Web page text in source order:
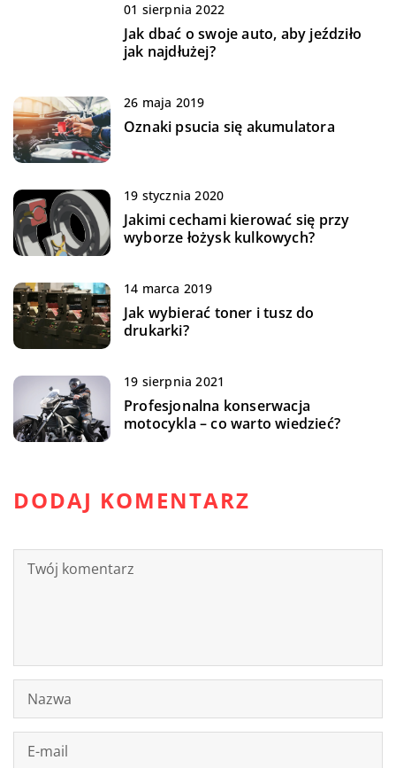
01 sierpnia 2022
Jak dbać o swoje auto, aby jeździło
jak najdłużej?
26 maja 2019
Oznaki psucia się akumulatora
19 stycznia 2020
Jakimi cechami kierować się przy
wyborze łożysk kulkowych?
14 marca 2019
Jak wybierać toner i tusz do
drukarki?
19 sierpnia 2021
Profesjonalna konserwacja
motocykla – co warto wiedzieć?
DODAJ KOMENTARZ